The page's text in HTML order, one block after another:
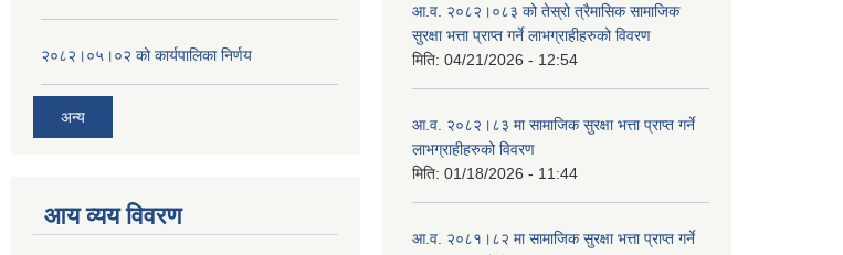
२०८२।०५।०२ को कार्यपालिका निर्णय
अन्य
आय व्यय विवरण
आ.व. २०८२।०८३ को तेस्रो त्रैमासिक सामाजिक
सुरक्षा भत्ता प्राप्त गर्ने लाभग्राहीहरुको विवरण
मिति: 04/21/2026 - 12:54
आ.व. २०८२।८३ मा सामाजिक सुरक्षा भत्ता प्राप्त गर्ने
लाभग्राहीहरुको विवरण
मिति: 01/18/2026 - 11:44
आ.व. २०८१।८२ मा सामाजिक सुरक्षा भत्ता प्राप्त गर्ने